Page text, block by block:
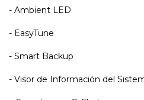
- Ambient LED
- EasyTune
- Smart Backup
- Visor de Información del